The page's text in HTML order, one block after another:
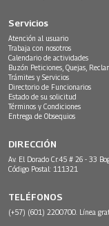
Servicios
Atención al usuario
Trabaja con nosotros
Calendario de actividades
Buzón Peticiones, Quejas,
Trámites y Servicios
Directorio de Funcionarios
Estado de su solicitud
Términos y Condiciones
Entrega de Obsequios
DIRECCIÓN
Av. El Dorado Cr.45 # 26 - 33
Código Postal: 111321
TELÉFONOS
(+57) (601) 2200700. Línea